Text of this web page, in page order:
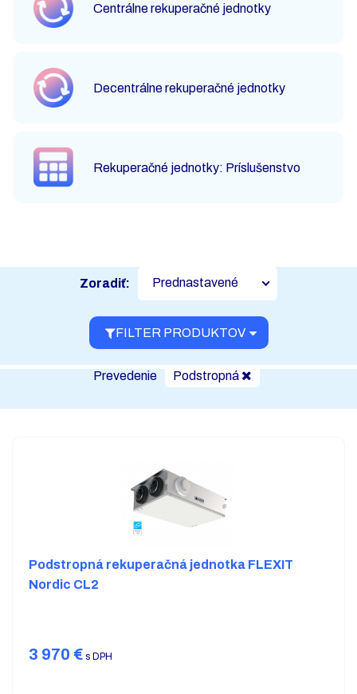
Centrálne rekuperačné jednotky
Decentrálne rekuperačné jednotky
Rekuperačné jednotky: Príslušenstvo
FILTER PRODUKTOV
Zoradiť: Prednastavené
Prevedenie Podstropná
Podstropná rekuperačná jednotka FLEXIT
Nordic CL2
3 970 € s DPH